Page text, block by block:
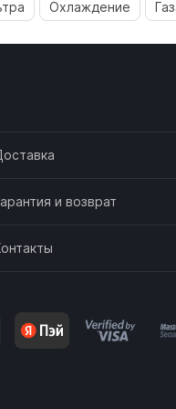
Охлаждение
и возврат